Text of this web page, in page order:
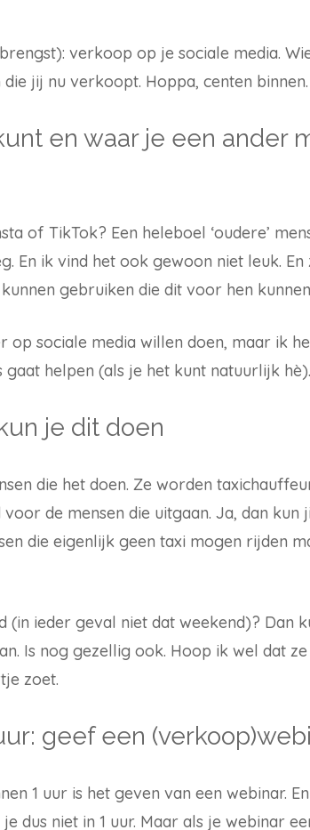
verkoop op je sociale media.
jij nu verkoopt. Hoppa, centen binnen.
en waar je een ander
of TikTok? Een heleboel ‘oudere’
En ik vind het ook gewoon niet leuk.
gebruiken die dit voor hen
op sociale media willen doen, maar ik
gaat helpen (als je het kunt natuurlijk hè).
je dit doen
die het doen. Ze worden
de mensen die uitgaan. Ja, dan kun
die eigenlijk geen taxi mogen rijden
(in ieder geval niet dat weekend)? Dan
Is nog gezellig ook. Hoop ik wel dat
zoet.
geef een
1 uur is het geven van een webinar.
dus niet in 1 uur. Maar als je webinar